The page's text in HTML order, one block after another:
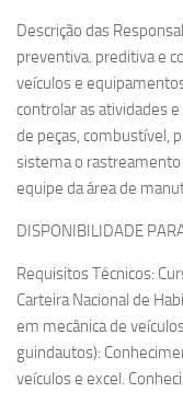
Descrição das
preventiva. preditiva e
veículos e
controlar as atividades
de peças, combustível,
sistema o rastreamento
equipe da área de
DISPONIBILIDADE
Requisitos Técnicos:
Carteira Nacional de
em mecânica de
guindautos):
veículos e excel.